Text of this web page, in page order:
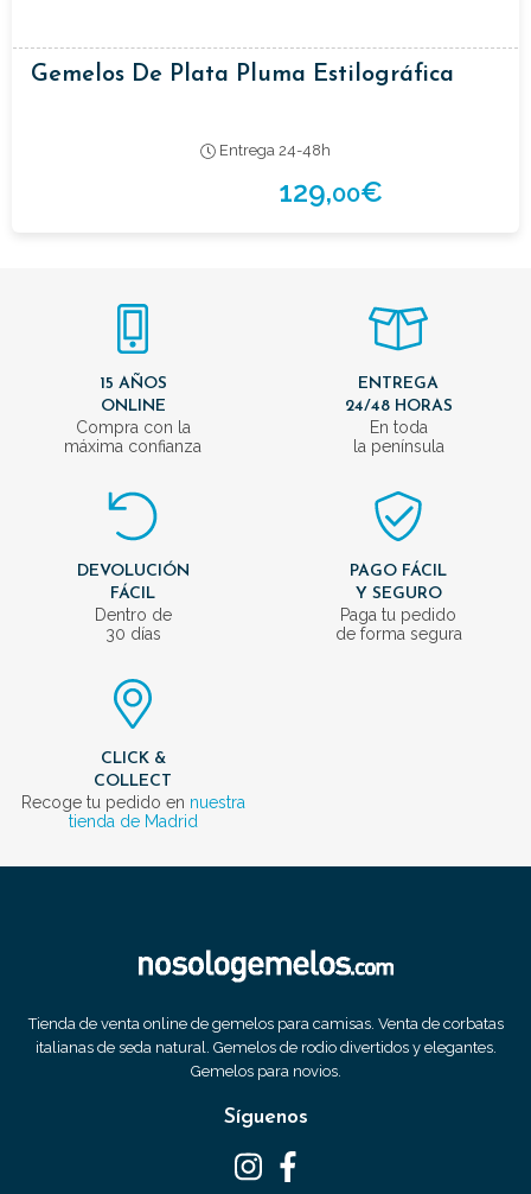
Gemelos De Plata Pluma Estilográfica
Entrega 24-48h
129,00€
15 AÑOS
ONLINE
Compra con la
máxima confianza
ENTREGA
24/48 HORAS
En toda
la península
DEVOLUCIÓN
FÁCIL
Dentro de
30 días
PAGO FÁCIL
Y SEGURO
Paga tu pedido
de forma segura
CLICK &
COLLECT
Recoge tu pedido en nuestra
tienda de Madrid
Tienda de venta online de gemelos para camisas. Venta de corbatas
italianas de seda natural. Gemelos de rodio divertidos y elegantes.
Gemelos para novios.
Síguenos